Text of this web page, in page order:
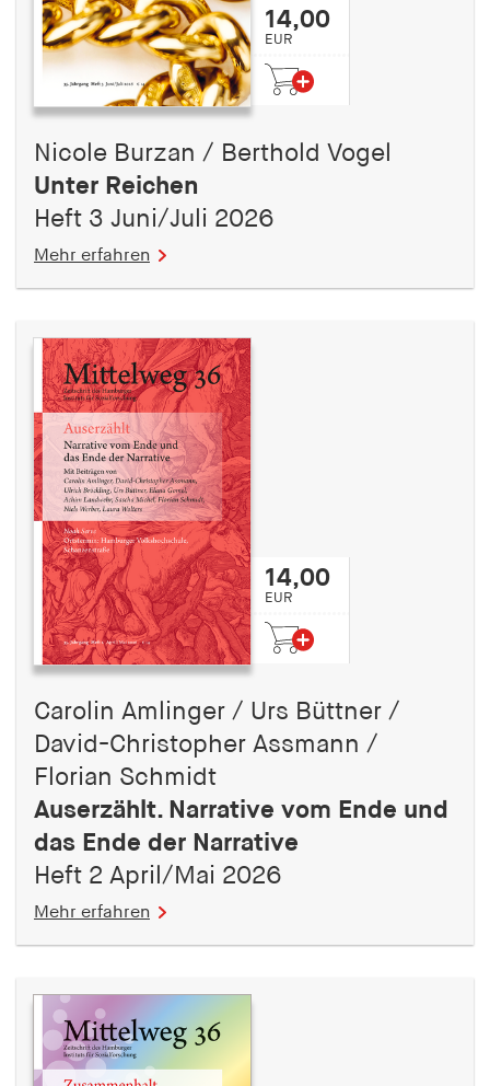
14,00
EUR
Nicole Burzan / Berthold Vogel
Unter Reichen
Heft 3 Juni/Juli 2026
Mehr erfahren
14,00
EUR
Carolin Amlinger / Urs Büttner /
David-Christopher Assmann /
Florian Schmidt
Auserzählt. Narrative vom Ende und
das Ende der Narrative
Heft 2 April/Mai 2026
Mehr erfahren
Sitzung
fonts_loaded
Name:
fonts_loaded
Anbieter:
hamburger-edition.de
Cookie Laufzeit: